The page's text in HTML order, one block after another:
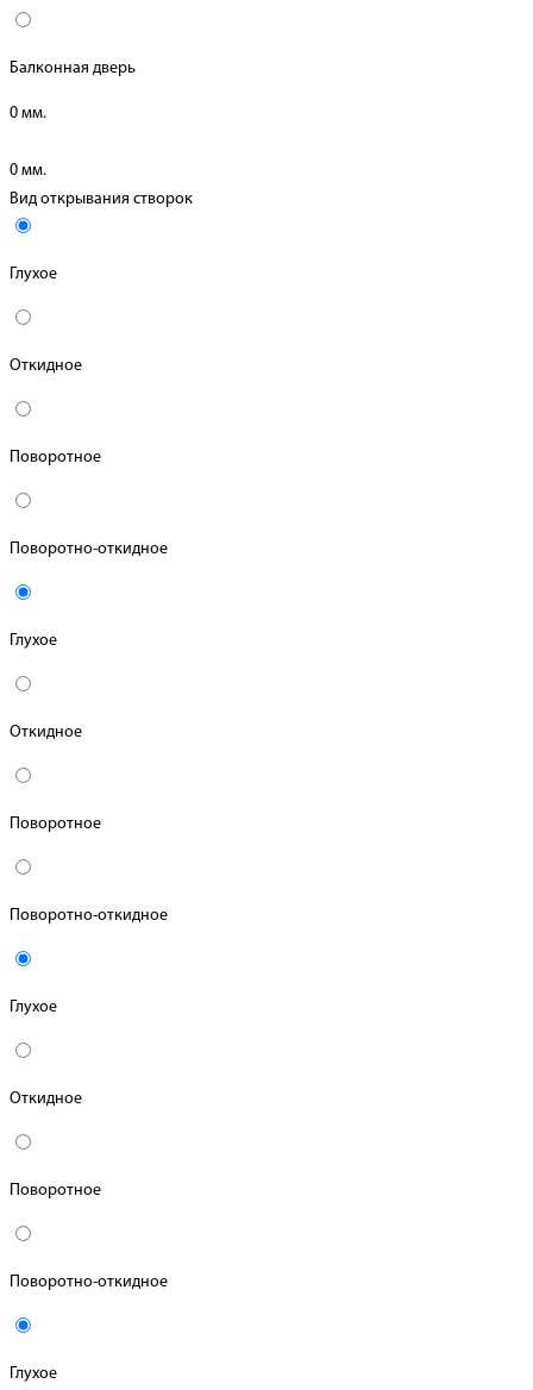
Балконная дверь
0 мм.
0 мм.
Вид открывания створок
Глухое
Откидное
Поворотное
Поворотно-откидное
Глухое
Откидное
Поворотное
Поворотно-откидное
Глухое
Откидное
Поворотное
Поворотно-откидное
Глухое